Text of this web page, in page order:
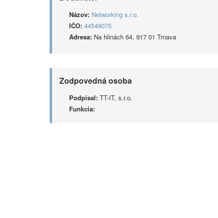
Názov: Networking s.r.o.
IČO: 44549075
Adresa: Na hlinách 64, 917 01 Trnava
Zodpovedná osoba
Podpísal: TT-IT, s.r.o.
Funkcia: